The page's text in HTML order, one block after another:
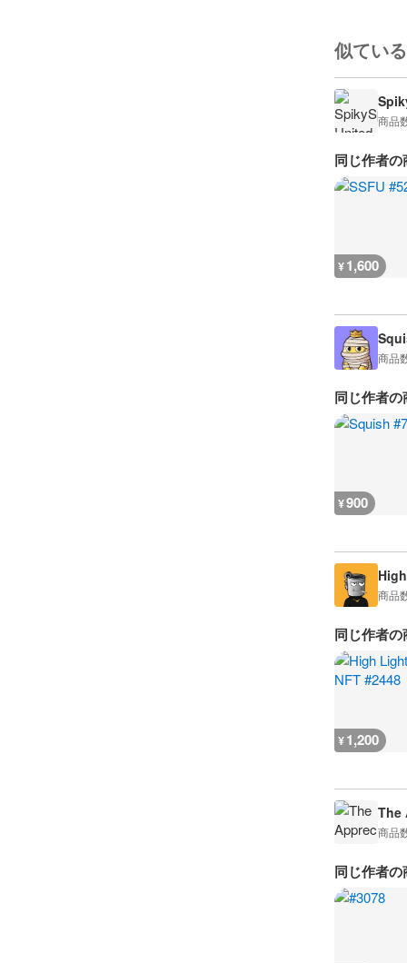
似てい
商品
同じ作者の
¥1,600
商品
同じ作者の
¥900
商品
同じ作者の
¥1,200
The
商品
同じ作者の